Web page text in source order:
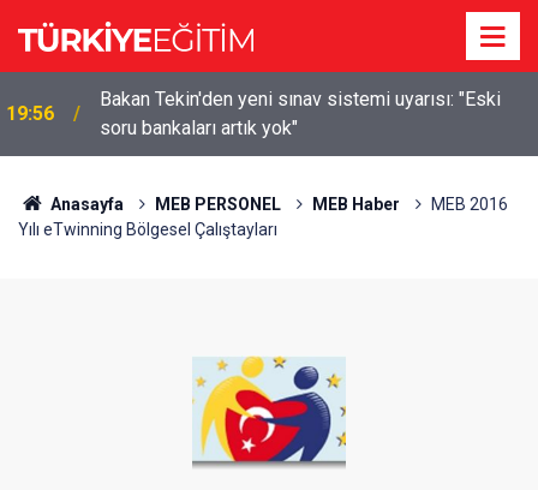
19:56
Bakan Tekin'den yeni sınav sistemi uyarısı: "Eski
soru bankaları artık yok"
Anasayfa MEB PERSONEL MEB Haber
MEB 2016
Yılı eTwinning Bölgesel Çalıştayları